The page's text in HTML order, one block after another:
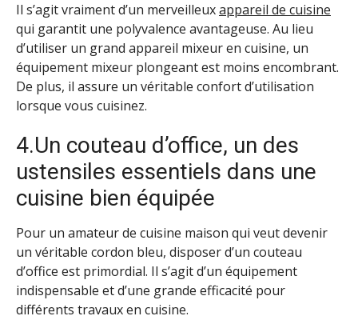
Il s’agit vraiment d’un merveilleuxappareil de cuisine
qui garantit une polyvalence avantageuse. Au lieu
d’utiliser un grand appareil mixeur en cuisine, un
équipement mixeur plongeant est moins encombrant.
De plus, il assure un véritable confort d’utilisation
lorsque vous cuisinez.
4.Un couteau d’office, un des
ustensiles essentiels dans une
cuisine bien équipée
Pour un amateur de cuisine maison qui veut devenir
un véritable cordon bleu, disposer d’un couteau
d’office est primordial. Il s’agit d’un équipement
indispensable et d’une grande efficacité pour
différents travaux en cuisine.